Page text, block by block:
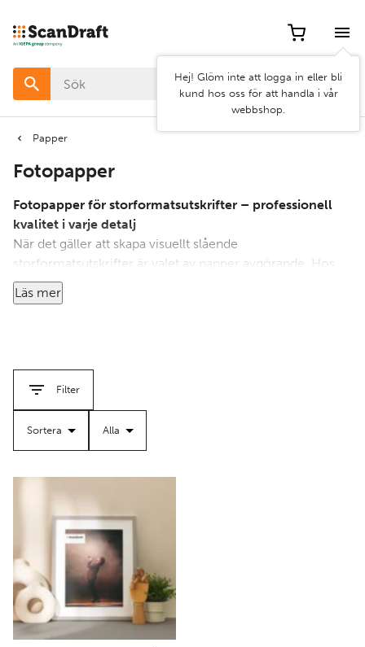
Hej! Glöm inte att logga in eller bli
kund hos oss för att handla i vår
webbshop.
Papper
Fotopapper
Fotopapper för storformatsutskrifter – professionell
kvalitet i varje detalj
När det gäller att skapa visuellt slående
storformatsutskrifter är valet av papper avgörande. Hos
Scandraft hittar du fotopapper i premiumkvalitet som är
särskilt framtaget för att leverera skarpa detaljer, djupa
uttryck och miljöer. Oavsett om du vill skapa en högblank
reflexfri bild för ett galleri, har vi rätt papper för dig.
bläckstråleskrivare och finns i olika bredder för att passa
både små och stora produktioner.
Läs mer
Filter
Filter
Artikel
Bredd
Egenskap
Rensa
Använd